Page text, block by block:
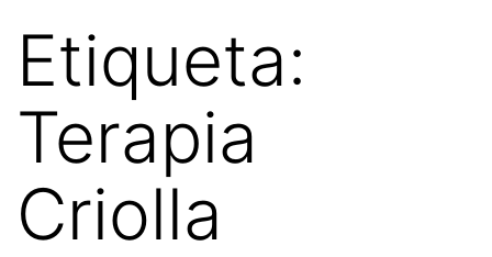
Etiqueta:
Terapia
Criolla